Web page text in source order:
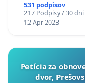
531 podpisov
217 Podpisy / 30 dni
12 Apr 2023
​Petícia za
dvor,